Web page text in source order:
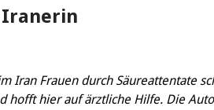
Iranerin
Iran Frauen durch Säureattentate
hofft hier auf ärztliche Hilfe. Die